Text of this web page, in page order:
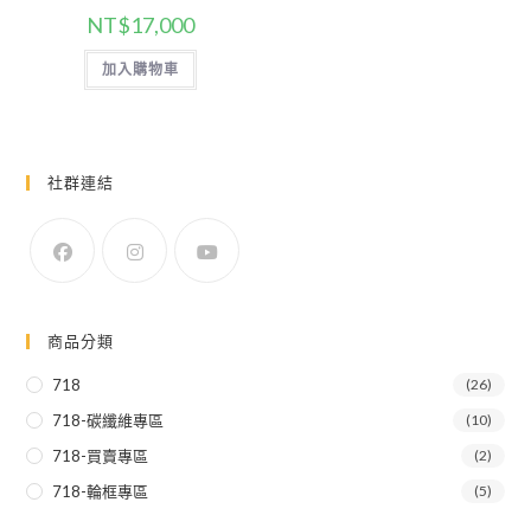
NT$17,000
加入購物車
社群連結
商品分類
718 (26)
718-碳纖維專區 (10)
718-買賣專區 (2)
718-輪框專區 (5)